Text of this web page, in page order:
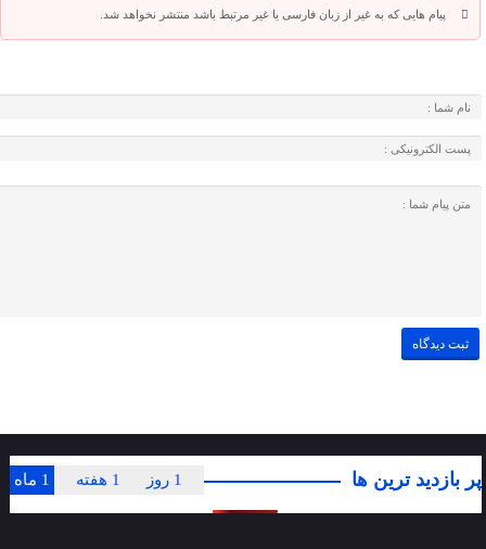
پیام هایی که به غیر از زبان فارسی یا غیر مرتبط باشد منتشر نخواهد شد.
پر بازدید ترین ها 1 ماه 1 هفته 1 روز